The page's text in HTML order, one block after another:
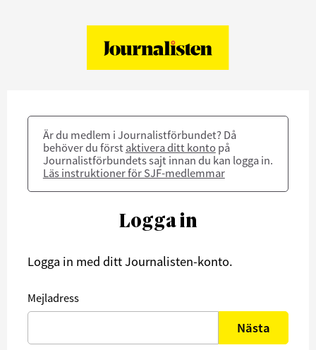
Är du medlem i Journalistförbundet? Då
behöver du först aktivera ditt konto på
Journalistförbundets sajt innan du kan logga in.
Läs instruktioner för SJF-medlemmar
Logga in
Logga in med ditt Journalisten-konto.
Mejladress
Nästa